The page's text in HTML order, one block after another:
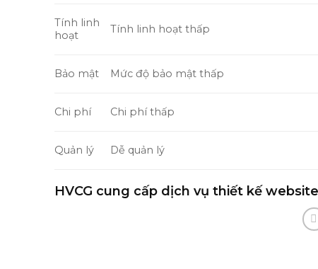
Tính linh
hoạt
Tính linh hoạt thấp
Bảo mật Mức độ bảo mật thấp
Chi phí Chi phí thấp
Quản lý Dễ quản lý
HVCG cung cấp dịch vụ thiết kế